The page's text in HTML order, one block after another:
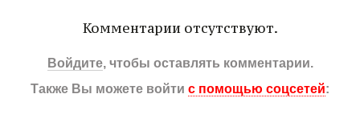
Комментарии отсутствуют.
Войдите, чтобы оставлять комментарии.
Также Вы можете войти с помощью соцсетей: